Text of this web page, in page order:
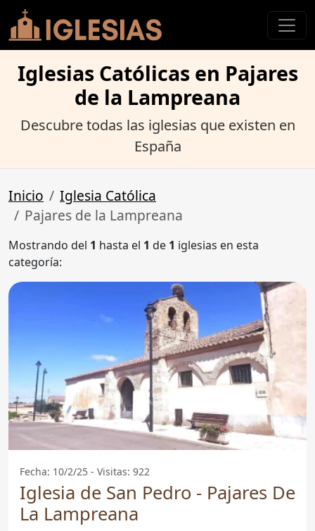
Iglesias Católicas en Pajares
de la Lampreana
Descubre todas las iglesias que existen en
España
Inicio
Iglesia Católica
Pajares de la Lampreana
Mostrando del 1 hasta el 1 de 1 iglesias en esta
categoría:
Fecha: 10/2/25 - Visitas: 922
Iglesia de San Pedro - Pajares De
La Lampreana